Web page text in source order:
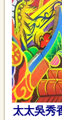
太太吳秀